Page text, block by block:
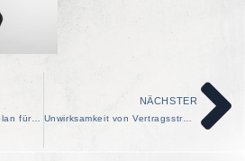
NÄCHSTER
Unwirksamkeit von Vertragsstrafen im Arbeitsvertrag